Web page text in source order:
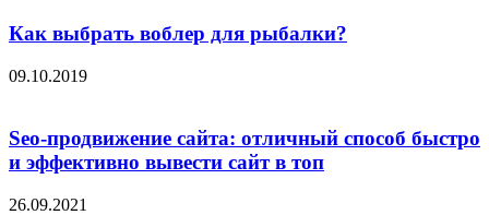
Как выбрать воблер для рыбалки?
09.10.2019
Seo-продвижение сайта: отличный способ быстро
и эффективно вывести сайт в топ
26.09.2021